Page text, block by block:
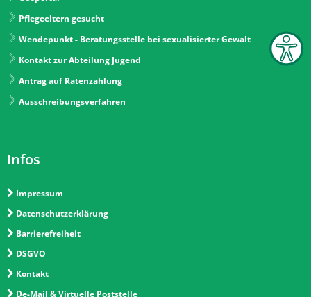
Pflegeeltern gesucht
Wendepunkt - Beratungsstelle bei sexualisierter Gewalt
Kontakt zur Abteilung Jugend
Antrag auf Ratenzahlung
Ausschreibungsverfahren
Infos
Impressum
Datenschutzerklärung
Barrierefreiheit
DSGVO
Kontakt
De-Mail & Virtuelle Poststelle